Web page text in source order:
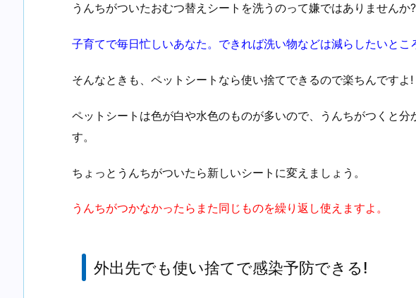
うんちがついたおむつ替えシートを洗うのって嫌ではありませんか?
子育てで毎日忙しいあなた。できれば洗い物などは減らしたいとこ
そんなときも、ペットシートなら使い捨てできるので楽ちんですよ!
ペットシートは色が白や水色のものが多いので、うんちがつくと
す。
ちょっとうんちがついたら新しいシートに変えましょう。
うんちがつかなかったらまた同じものを繰り返し使えますよ。
外出先でも使い捨てで感染予防できる!